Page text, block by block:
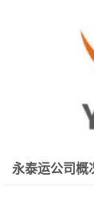
永泰运公司概